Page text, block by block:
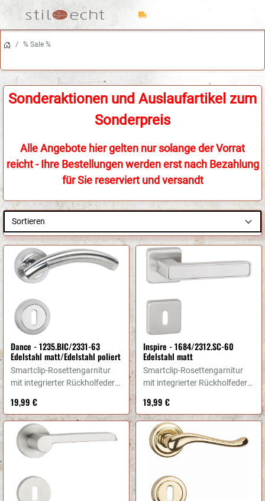
% Sale %
Sonderaktionen und Auslaufartikel zum
Sonderpreis
Alle Angebote hier gelten nur solange der Vorrat
reicht - Ihre Bestellungen werden erst nach Bezahlung
für Sie reserviert und versandt
Sortieren
Dance - 1235.BIC/2331-63
Edelstahl matt/Edelstahl poliert
19,99 €
Smartclip-Rosettengarnitur
mit integrierter Rückholfeder
Inspire - 1684/2312.SC-60
Edelstahl matt
19,99 €
Smartclip-Rosettengarnitur
mit integrierter Rückholfeder